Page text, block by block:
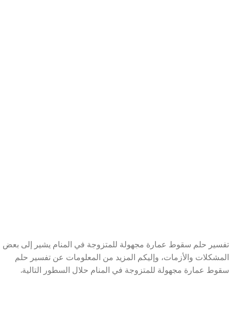
تفسير حلم سقوط عمارة مجهولة للمتزوجة في المنام يشير إلى بعض
المشكلات والأزمات، وإليكم المزيد من المعلومات عن تفسير حلم
سقوط عمارة مجهولة للمتزوجة في المنام حلال السطور التالية.